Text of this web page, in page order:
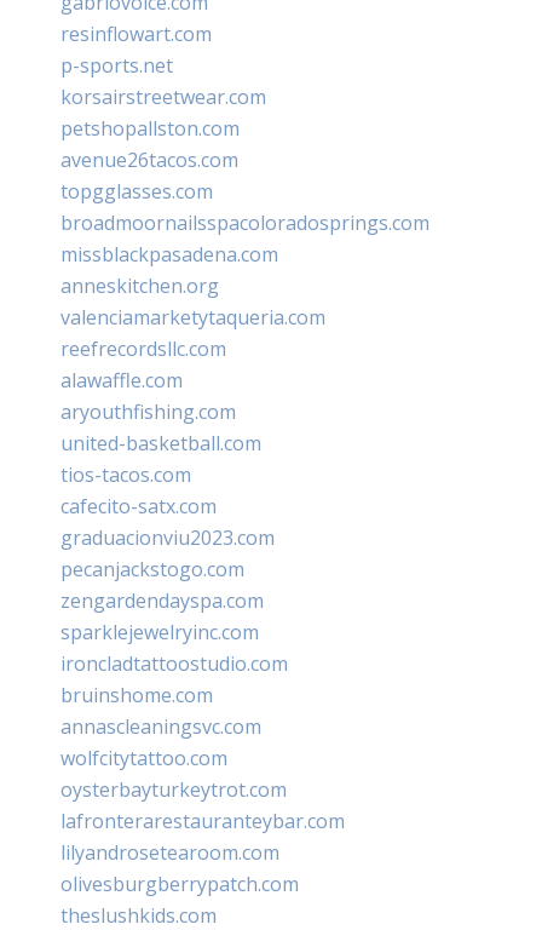
resinflowart.com
p-sports.net
korsairstreetwear.com
petshopallston.com
avenue26tacos.com
topgglasses.com
broadmoornailsspacoloradosprings.com
missblackpasadena.com
anneskitchen.org
valenciamarketytaqueria.com
reefrecordsllc.com
alawaffle.com
aryouthfishing.com
united-basketball.com
tios-tacos.com
cafecito-satx.com
graduacionviu2023.com
pecanjackstogo.com
zengardendayspa.com
sparklejewelryinc.com
ironcladtattoostudio.com
bruinshome.com
annascleaningsvc.com
wolfcitytattoo.com
oysterbayturkeytrot.com
lafronterarestauranteybar.com
lilyandrosetearoom.com
olivesburgberrypatch.com
theslushkids.com